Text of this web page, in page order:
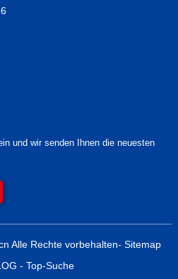
und wir senden Ihnen die neuesten
Alle Rechte vorbehalten- Sitemap
- Top-Suche